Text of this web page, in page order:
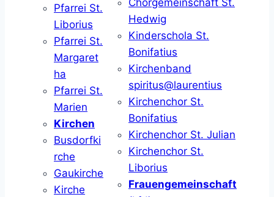
Pfarrei St.
Liborius
Pfarrei St.
Margaret
ha
Pfarrei St.
Marien
Kirchen
Busdorfki
rche
Gaukirche
Kirche
Chorgemeinschaft St.
Hedwig
Kinderschola St.
Bonifatius
Kirchenband
spiritus@laurentius
Kirchenchor St.
Bonifatius
Kirchenchor St. Julian
Kirchenchor St.
Liborius
Frauengemeinschaft